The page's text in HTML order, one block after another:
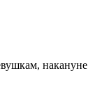
накануне